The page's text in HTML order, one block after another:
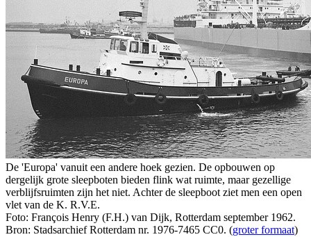
De 'Europa' vanuit een andere hoek gezien. De opbouwen op
dergelijk grote sleepboten bieden flink wat ruimte, maar gezellige
verblijfsruimten zijn het niet. Achter de sleepboot ziet men een open
vlet van de K. R.V.E.
Foto: François Henry (F.H.) van Dijk, Rotterdam september 1962.
Bron: Stadsarchief Rotterdam nr. 1976-7465 CC0. (groter formaat)